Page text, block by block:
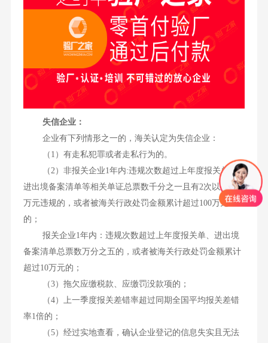
失信企业：
企业有下列情形之一的，海关认定为失信企业：
（1）有走私犯罪或者走私行为的。
（2）非报关企业1年内:违规次数超过上年度报关单、
进出境备案清单等相关单证总票数千分之一且有2次以上10
万元违规的，或者被海关行政处罚金额累计超过100万元
的；
报关企业1年内：违规次数超过上年度报关单、进出境
备案清单总票数万分之五的，或者被海关行政处罚金额累计
超过10万元的；
（3）拖欠应缴税款、应缴罚没款项的；
（4）上一季度报关差错率超过同期全国平均报关差错
率1倍的；
（5）经过实地查看，确认企业登记的信息失实且无法